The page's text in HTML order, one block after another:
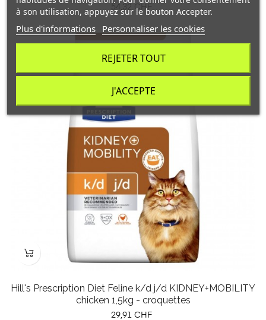
Prix
54,32 CHF
Hill's Prescription Diet Feline k/d j/d KIDNEY+MOBILITY
chicken 1,5kg - croquettes
Prix
29,91 CHF
à son utilisation, appuyez sur le bouton Accepter.
Plus d'informations Personnaliser les cookies
REJETER TOUT
J'ACCEPTE